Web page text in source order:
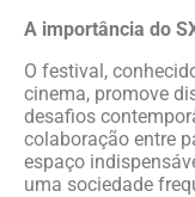
A importância do
O festival,
cinema, promove
desafios
colaboração entre
espaço
uma sociedade